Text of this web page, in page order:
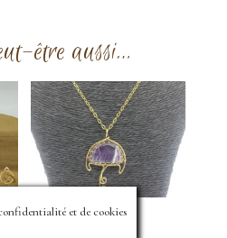
€
être aussi…
Pendentif
et de cookies